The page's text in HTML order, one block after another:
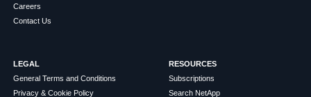
Careers
Contact Us
LEGAL
General Terms and Conditions
Privacy & Cookie Policy
RESOURCES
Subscriptions
Search NetApp